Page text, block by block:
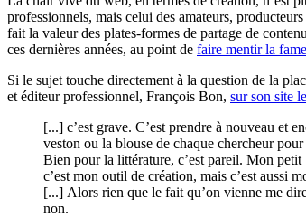
professionnels, mais celui des amateurs, producteurs
fait la valeur des plates-formes de partage de
ces dernières années, au point de faire mentir la
Si le sujet touche directement à la question de la
et éditeur professionnel, François Bon, sur son site
[...] c’est grave. C’est prendre à nouveau et
veston ou la blouse de chaque chercheur
Bien pour la littérature, c’est pareil. Mon
c’est mon outil de création, mais c’est aussi
[...] Alors rien que le fait qu’on vienne me
non.